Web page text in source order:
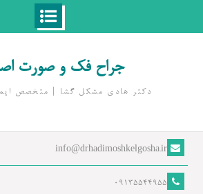
جراح فک و صورت
دکتر هادی مشکل گشا | متخصص
info@drhadimoshkelgosha.ir
09135544955